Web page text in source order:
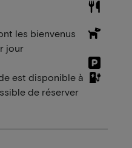
les bienvenus
jour
est disponible à
de réserver